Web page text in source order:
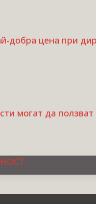
добра цена при
могат да